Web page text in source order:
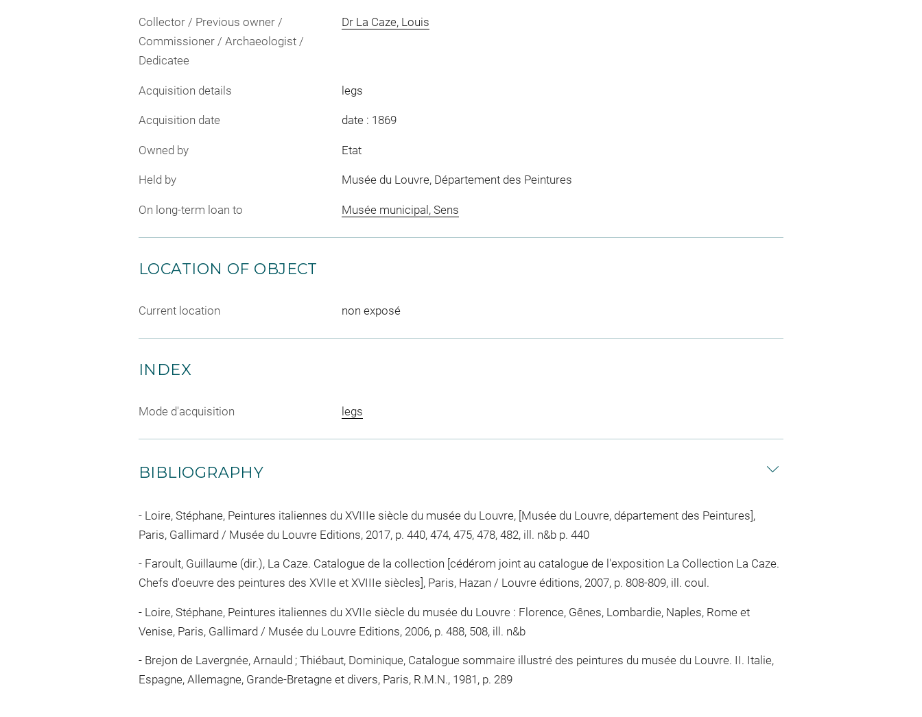
Collector / Previous owner /
Commissioner / Archaeologist /
Dedicatee
Dr La Caze, Louis
Acquisition details legs
Acquisition date date : 1869
Owned by Etat
Held by Musée du Louvre, Département des Peintures
On long-term loan to Musée municipal, Sens
LOCATION OF OBJECT
Current location non exposé
INDEX
Mode d'acquisition legs
BIBLIOGRAPHY
Loire, Stéphane, Peintures italiennes du XVIIIe siècle du musée du Louvre, [Musée du Louvre, département des Peintures],
Paris, Gallimard / Musée du Louvre Editions, 2017, p. 440, 474, 475, 478, 482, ill. n&b p. 440
Faroult, Guillaume (dir.), La Caze. Catalogue de la collection [cédérom joint au catalogue de l'exposition La Collection La Caze.
Chefs d'oeuvre des peintures des XVIIe et XVIIIe siècles], Paris, Hazan / Louvre éditions, 2007, p. 808-809, ill. coul.
Loire, Stéphane, Peintures italiennes du XVIIe siècle du musée du Louvre : Florence, Gênes, Lombardie, Naples, Rome et
Venise, Paris, Gallimard / Musée du Louvre Editions, 2006, p. 488, 508, ill. n&b
Brejon de Lavergnée, Arnauld ; Thiébaut, Dominique, Catalogue sommaire illustré des peintures du musée du Louvre. II. Italie,
Espagne, Allemagne, Grande-Bretagne et divers, Paris, R.M.N., 1981, p. 289